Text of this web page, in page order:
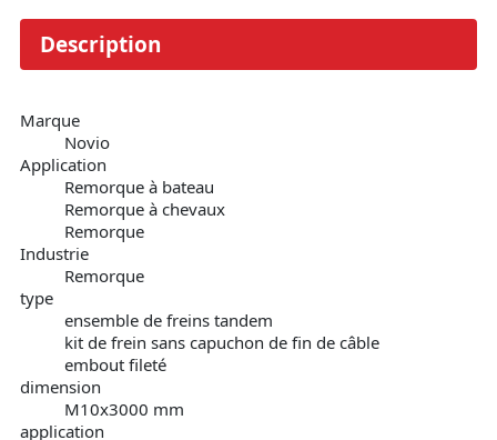
Description
Marque
Novio
Application
Remorque à bateau
Remorque à chevaux
Remorque
Industrie
Remorque
type
ensemble de freins tandem
kit de frein sans capuchon de fin de câble
embout fileté
dimension
M10x3000 mm
application